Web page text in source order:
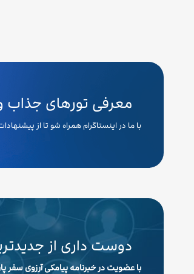
معرفی تورهای جذاب
با ما در اینستاگرام همراه شو تا از
دوست داری از
با عضویت در خبرنامه پیامکی آرزوی سفر